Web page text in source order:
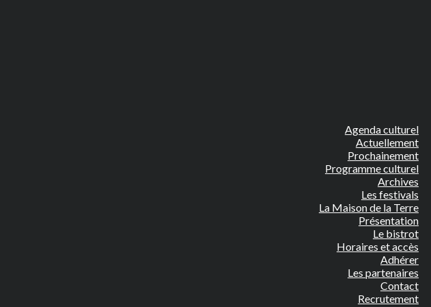
Agenda culturel
Actuellement
Prochainement
Programme culturel
Archives
Les festivals
La Maison de la Terre
Présentation
Le bistrot
Horaires et accès
Adhérer
Les partenaires
Contact
Recrutement